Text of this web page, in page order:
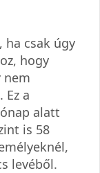
ha csak úgy
hogy
nem
a
alatt
is 58
levéből.